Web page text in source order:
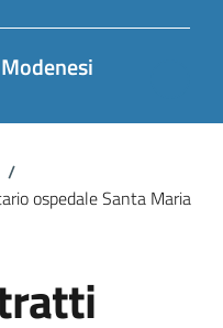
/
ospedale Santa Maria